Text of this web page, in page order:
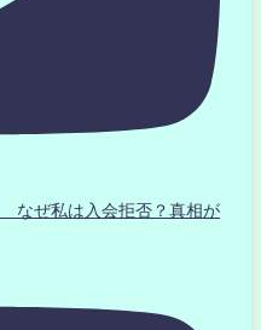
ぜ私は入会拒否？真相が